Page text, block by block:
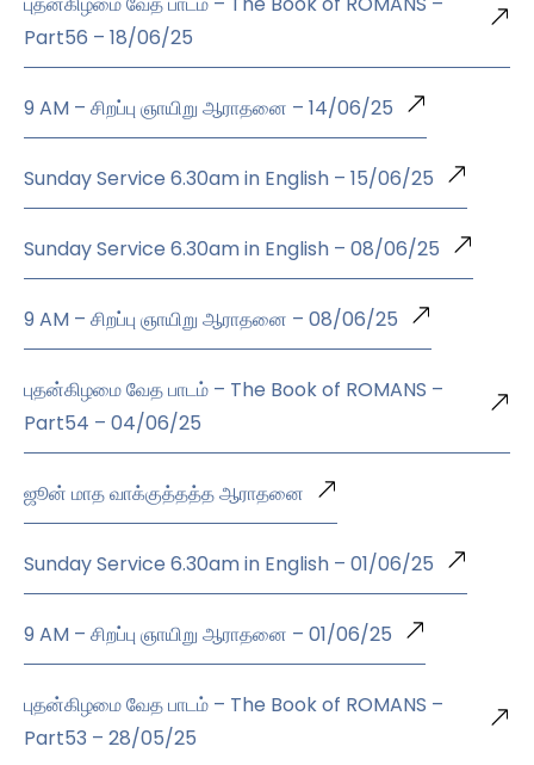
Part56 – 18/06/25
9 AM – சிறப்பு ஞாயிறு ஆராதனை – 14/06/25
Sunday Service 6.30am in English – 15/06/25
Sunday Service 6.30am in English – 08/06/25
9 AM – சிறப்பு ஞாயிறு ஆராதனை – 08/06/25
புதன்கிழமை வேத பாடம் – The Book of ROMANS –
Part54 – 04/06/25
ஜூன் மாத வாக்குத்தத்த ஆராதனை
Sunday Service 6.30am in English – 01/06/25
9 AM – சிறப்பு ஞாயிறு ஆராதனை – 01/06/25
புதன்கிழமை வேத பாடம் – The Book of ROMANS –
Part53 – 28/05/25